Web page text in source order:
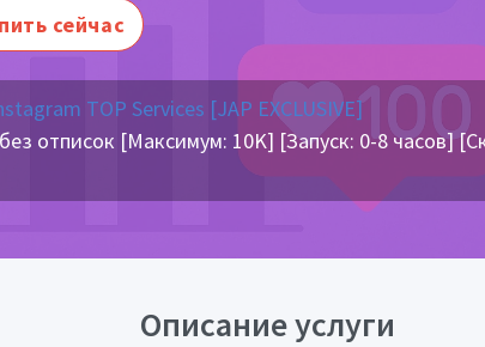
сейчас
TOP Services [JAP EXCLUSIVE]
отписок [Максимум: 10K] [Запуск: 0-8 часов]
Описание услуги